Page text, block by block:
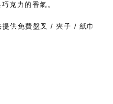
克力的香氣。
供免費盤叉 / 夾子 / 紙巾